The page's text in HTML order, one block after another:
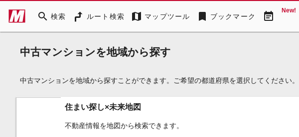
search 検索 ルート検索 map マップツール bookmark ブックマーク event_note New!
中古マンションを地域から探す
中古マンションを地域から探すことができます。ご希望の都道府県を選択してください。
住まい探し×未来地図
不動産情報を地図から検索できます。